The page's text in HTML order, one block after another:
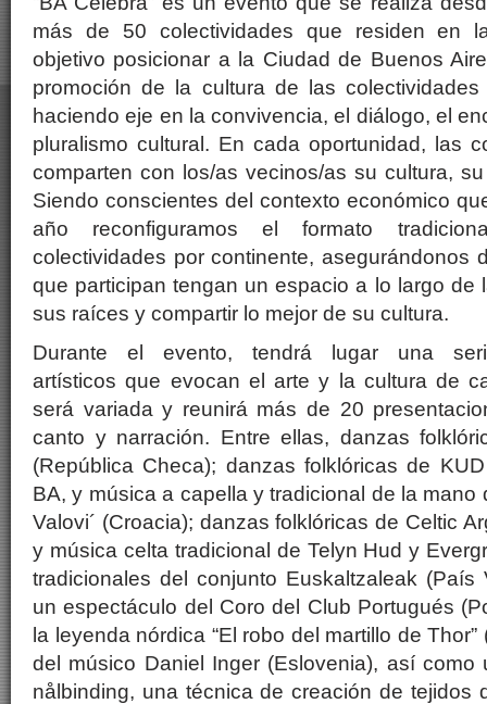
más de 50 colectividades que residen en
objetivo posicionar a la Ciudad de Buenos
promoción de la cultura de las
haciendo eje en la convivencia, el diálogo, el
pluralismo cultural. En cada oportunidad, las
comparten con los/as vecinos/as su cultura,
Siendo conscientes del contexto económico
año reconfiguramos el formato
colectividades por continente, asegurándonos
que participan tengan un espacio a lo largo de
sus raíces y compartir lo mejor de su cultura.
Durante el evento, tendrá lugar una
artísticos que evocan el arte y la cultura de
será variada y reunirá más de 20
canto y narración. Entre ellas, danzas
(República Checa); danzas folklóricas de
BA, y música a capella y tradicional de la mano
Valovi´ (Croacia); danzas folklóricas de Celtic
y música celta tradicional de Telyn Hud y
tradicionales del conjunto Euskaltzaleak (País
un espectáculo del Coro del Club Portugués
la leyenda nórdica “El robo del martillo de
del músico Daniel Inger (Eslovenia), así como
nålbinding, una técnica de creación de tejidos